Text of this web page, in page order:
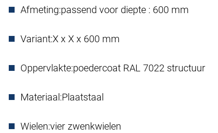
Afmeting:passend voor diepte : 600 mm
Variant:X x X x 600 mm
Oppervlakte:poedercoat RAL 7022 structuur
Materiaal:Plaatstaal
Wielen:vier zwenkwielen